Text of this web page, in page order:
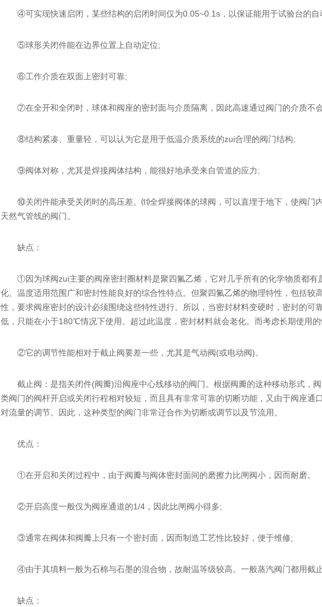
④可实现快速启闭，某些结构的启闭时间仅为0.05~0.1s，以保证能用于试验台的自
⑤球形关闭件能在边界位置上自动定位;
⑥工作介质在双面上密封可靠;
⑦在全开和全闭时，球体和阀座的密封面与介质隔离，因此高速通过阀门的介质不
⑧结构紧凑、重量轻，可以认为它是用于低温介质系统的zui合理的阀门结构;
⑨阀体对称，尤其是焊接阀体结构，能很好地承受来自管道的应力;
⑩关闭件能承受关闭时的高压差。⑾全焊接阀体的球阀，可以直埋于地下，使阀门内
天然气管线的阀门。
缺点：
①因为球阀zui主要的阀座密封圈材料是聚四氟乙烯，它对几乎所有的化学物质都有
化、温度适用范围广和密封性能良好的综合性特点。但聚四氟乙烯的物理特性，包括较
性，要求阀座密封的设计必须围绕这些特性进行。所以，当密封材料变硬时，密封的可
低，只能在小于180℃情况下使用。超过此温度，密封材料就会老化。而考虑长期使用
②它的调节性能相对于截止阀要差一些，尤其是气动阀(或电动阀)。
截止阀：是指关闭件(阀瓣)沿阀座中心线移动的阀门。根据阀瓣的这种移动形式，
类阀门的阀杆开启或关闭行程相对较短，而且具有非常可靠的切断功能，又由于阀座通
对流量的调节。因此，这种类型的阀门非常迁合作为切断或调节以及节流用。
优点：
①在开启和关闭过程中，由于阀瓣与阀体密封面间的磨擦力比闸阀小，因而耐磨。
②开启高度一般仅为阀座通道的1/4，因此比闸阀小得多;
③通常在阀体和阀瓣上只有一个密封面，因而制造工艺性比较好，便于维修;
④由于其填料一般为石棉与石墨的混合物，故耐温等级较高。一般蒸汽阀门都用截止
缺点：